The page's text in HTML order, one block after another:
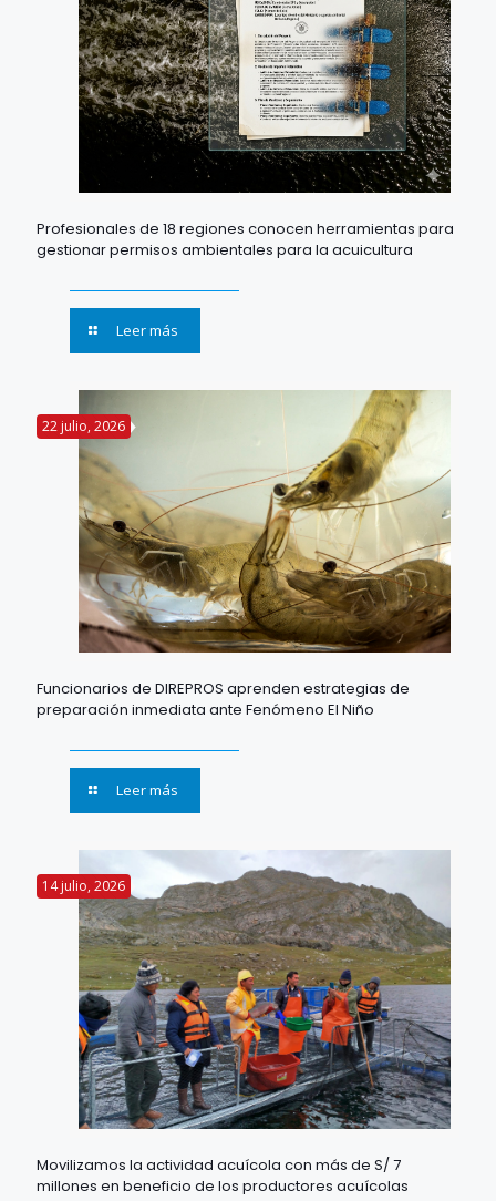
Profesionales de 18 regiones conocen herramientas para
gestionar permisos ambientales para la acuicultura
Leer más
22 julio, 2026
Funcionarios de DIREPROS aprenden estrategias de
preparación inmediata ante Fenómeno El Niño
Leer más
14 julio, 2026
Movilizamos la actividad acuícola con más de S/ 7
millones en beneficio de los productores acuícolas